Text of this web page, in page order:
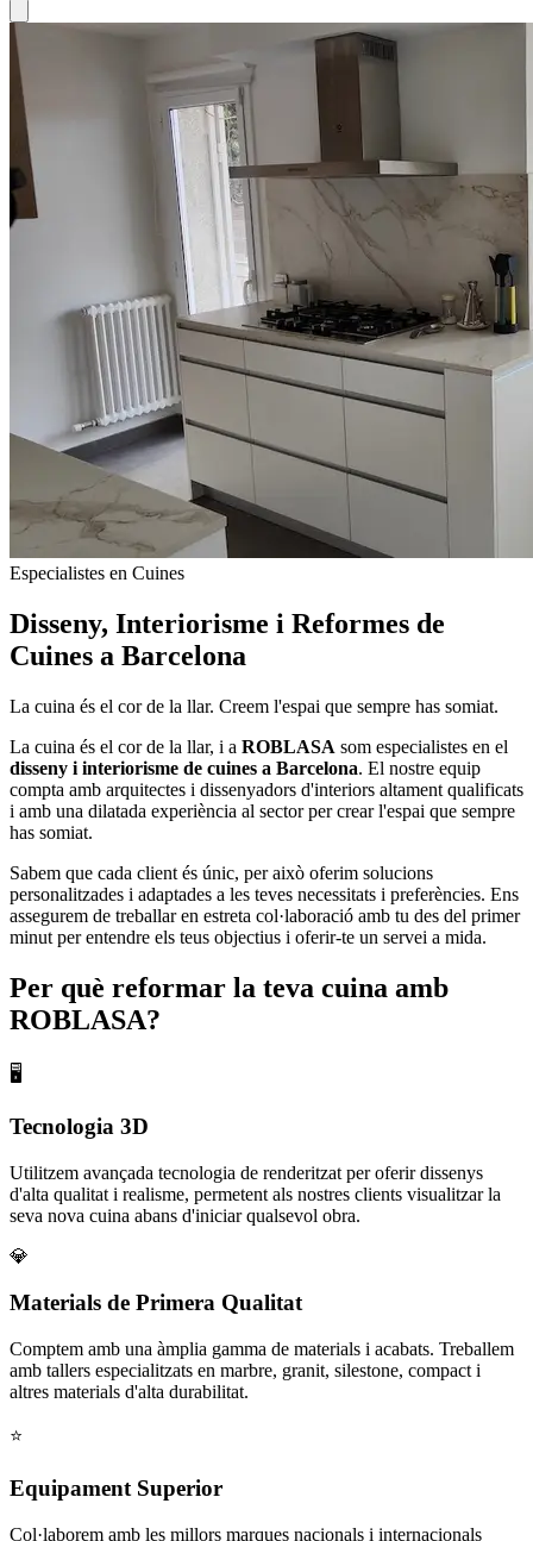
Especialistes en Cuines
Disseny, Interiorisme i Reformes de
Cuines a Barcelona
La cuina és el cor de la llar. Creem l'espai que sempre has somiat.
La cuina és el cor de la llar, i a ROBLASA som especialistes en el
disseny i interiorisme de cuines a Barcelona. El nostre equip
compta amb arquitectes i dissenyadors d'interiors altament qualificats
i amb una dilatada experiència al sector per crear l'espai que sempre
has somiat.
Sabem que cada client és únic, per això oferim solucions
personalitzades i adaptades a les teves necessitats i preferències. Ens
assegurem de treballar en estreta col·laboració amb tu des del primer
minut per entendre els teus objectius i oferir-te un servei a mida.
Per què reformar la teva cuina amb
ROBLASA?
🖥️
Tecnologia 3D
Utilitzem avançada tecnologia de renderitzat per oferir dissenys
d'alta qualitat i realisme, permetent als nostres clients visualitzar la
seva nova cuina abans d'iniciar qualsevol obra.
💎
Materials de Primera Qualitat
Comptem amb una àmplia gamma de materials i acabats. Treballem
amb tallers especialitzats en marbre, granit, silestone, compact i
altres materials d'alta durabilitat.
⭐
Equipament Superior
Col·laborem amb les millors marques nacionals i internacionals